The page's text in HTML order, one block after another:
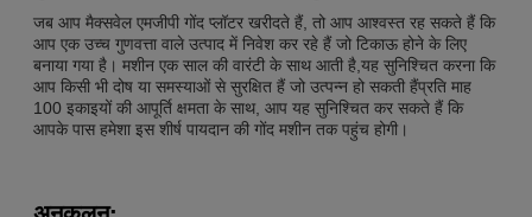
जब आप मैक्सवेल एमजीपी गोंद प्लॉटर खरीदते हैं, तो आप आश्वस्त रह सकते हैं कि
आप एक उच्च गुणवत्ता वाले उत्पाद में निवेश कर रहे हैं जो टिकाऊ होने के लिए
बनाया गया है। मशीन एक साल की वारंटी के साथ आती है,यह सुनिश्चित करना कि
आप किसी भी दोष या समस्याओं से सुरक्षित हैं जो उत्पन्न हो सकती हैंप्रति माह
100 इकाइयों की आपूर्ति क्षमता के साथ, आप यह सुनिश्चित कर सकते हैं कि
आपके पास हमेशा इस शीर्ष पायदान की गोंद मशीन तक पहुंच होगी।